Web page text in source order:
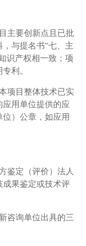
主要创新点且已批
与提名书“七、主
识产权相一致；项
利。
项目整体技术已实
应用单位提供的应
）公章，如应用
鉴定（评价）法人
成果鉴定或技术评
咨询单位出具的三